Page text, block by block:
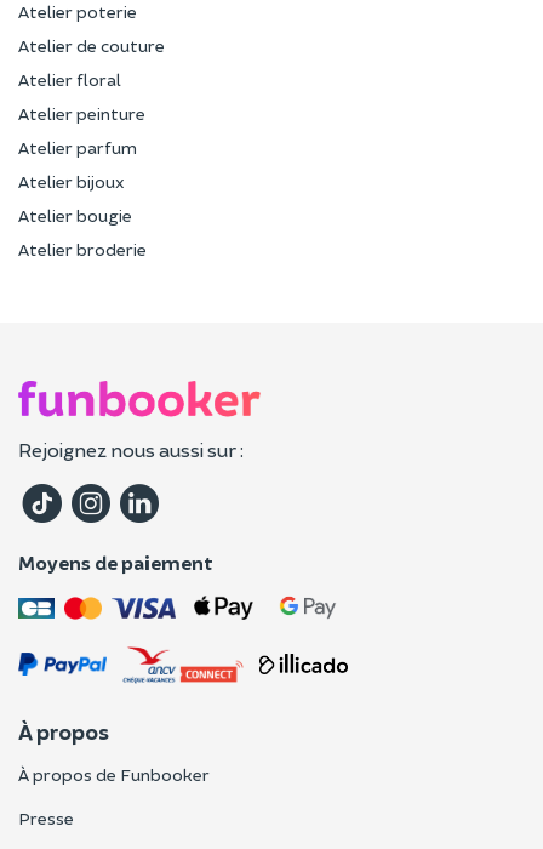
Atelier poterie
Atelier de couture
Atelier floral
Atelier peinture
Atelier parfum
Atelier bijoux
Atelier bougie
Atelier broderie
Rejoignez nous aussi sur :
Moyens de paiement
À propos
À propos de Funbooker
Presse